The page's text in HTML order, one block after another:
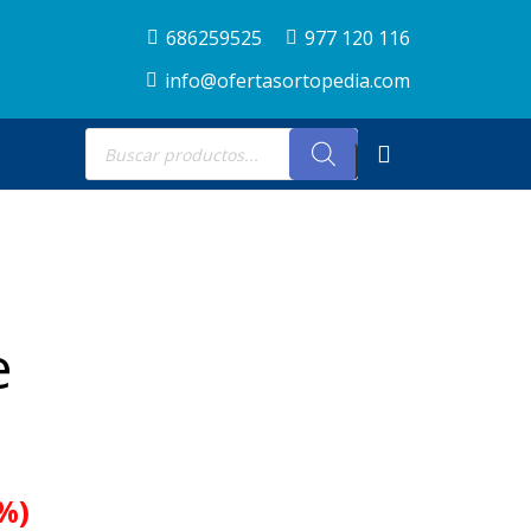
686259525
977 120 116
info@ofertasortopedia.com
Búsqueda
de
productos